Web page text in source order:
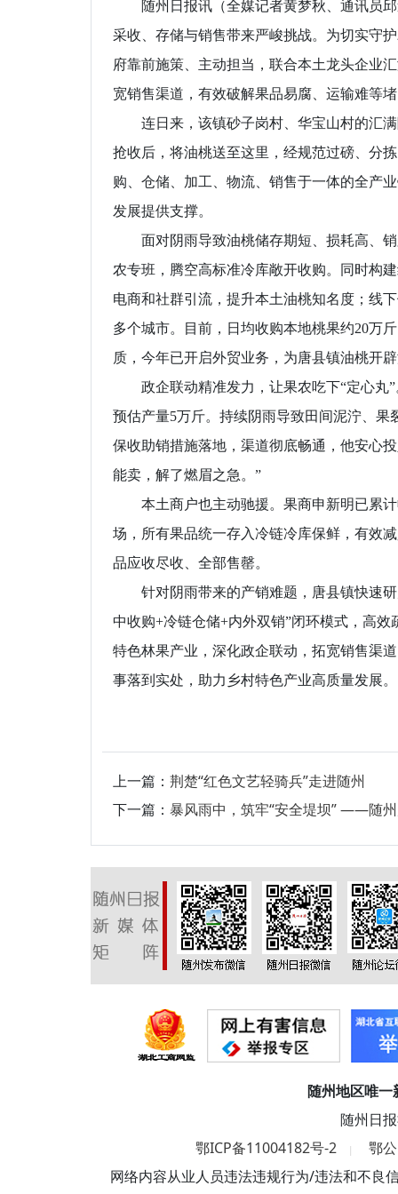
随州日报讯（全媒记者黄梦秋、通讯员邱
采收、存储与销售带来严峻挑战。为切实守
府靠前施策、主动担当，联合本土龙头企业
宽销售渠道，有效破解果品易腐、运输难等
连日来，该镇砂子岗村、华宝山村的汇满
抢收后，将油桃送至这里，经规范过磅、分
购、仓储、加工、物流、销售于一体的全产
发展提供支撑。
面对阴雨导致油桃储存期短、损耗高、销
农专班，腾空高标准冷库敞开收购。同时构
电商和社群引流，提升本土油桃知名度；线
多个城市。目前，日均收购本地桃果约20万
质，今年已开启外贸业务，为唐县镇油桃开
政企联动精准发力，让果农吃下“定心丸”
预估产量5万斤。持续阴雨导致田间泥泞、
保收助销措施落地，渠道彻底畅通，他安心
能卖，解了燃眉之急。”
本土商户也主动驰援。果商申新明已累计
场，所有果品统一存入冷链冷库保鲜，有效
品应收尽收、全部售罄。
针对阴雨带来的产销难题，唐县镇快速研
中收购+冷链仓储+内外双销”闭环模式，高
特色林果产业，深化政企联动，拓宽销售渠
事落到实处，助力乡村特色产业高质量发展。
上一篇： 荆楚“红色文艺轻骑兵”走进随州
下一篇： 暴风雨中，筑牢“安全堤坝” ——随
随州地区唯一
随州日
鄂ICP备11004182号-2
|
鄂
网络内容从业人员违法违规行为/违法和不良